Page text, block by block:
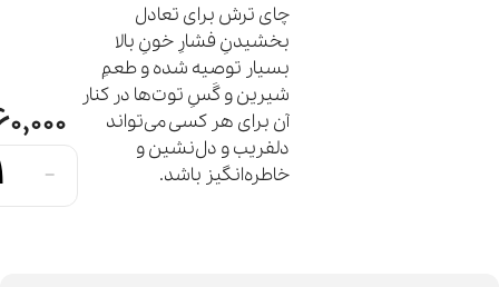
چای ترش برای تعادل
بخشیدنِ فشارِ خونِ بالا
بسیار توصیه شده و طعمِ
شیرین و گَسِ توت‌ها در کنار
آن برای هر کسی می‌تواند
دلفریب و دل‌نشین و
خاطره‌انگیز باشد.
-